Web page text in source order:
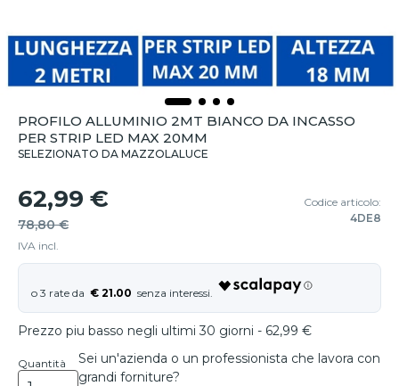
PROFILO ALLUMINIO 2MT BIANCO DA INCASSO
PER STRIP LED MAX 20MM
SELEZIONATO DA MAZZOLALUCE
62,99 €
78,80 €
IVA incl.
Codice articolo:
4DE8
€ 21.00
Prezzo piu basso negli ultimi 30 giorni - 62,99 €
Quantità
Sei un'azienda o un professionista che lavora con
grandi forniture?